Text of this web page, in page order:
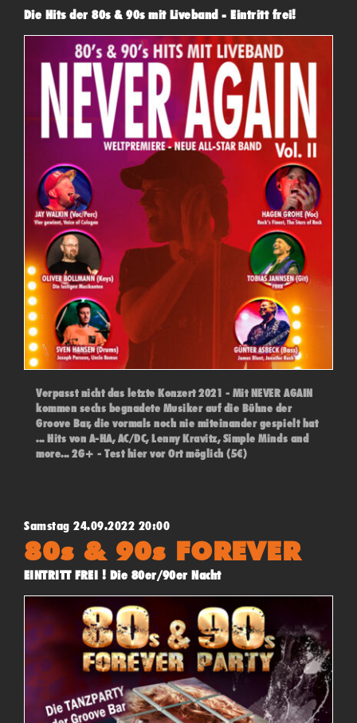
Die Hits der 80s & 90s mit Liveband - Eintritt frei!
Verpasst nicht das letzte Konzert 2021 - Mit NEVER AGAIN
kommen sechs begnadete Musiker auf die Bühne der
Groove Bar, die vormals noch nie miteinander gespielt hat
... Hits von A-HA, AC/DC, Lenny Kravitz, Simple Minds and
more... 2G+ - Test hier vor Ort möglich (5€)
Samstag 24.09.2022 20:00
80s & 90s FOREVER
EINTRITT FREI ! Die 80er/90er Nacht